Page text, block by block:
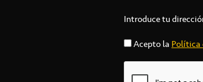
Introduce tu
Acepto laPolítica